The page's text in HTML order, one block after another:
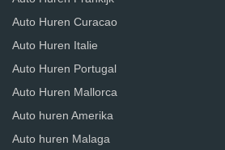
Auto Huren Curacao
Auto Huren Italie
Auto Huren Portugal
Auto Huren Mallorca
Auto huren Amerika
Auto huren Malaga